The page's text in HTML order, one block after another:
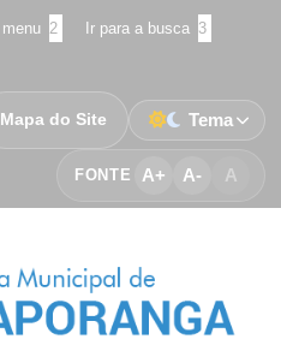
2 Ir para a busca 3
FONTE A+ A- A
Mapa do Site Tema